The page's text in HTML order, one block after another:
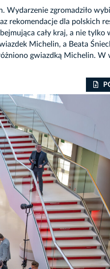
Wydarzenie zgromadziło
rekomendacje dla polskich
cały kraj, a nie tylko
Michelin, a Beata
gwiazdką Michelin. W